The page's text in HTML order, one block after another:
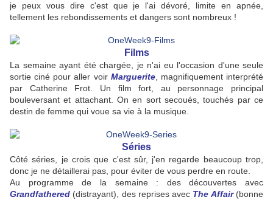
je peux vous dire c'est que je l'ai dévoré, limite en apnée,
tellement les rebondissements et dangers sont nombreux !
Films
La semaine ayant été chargée, je n'ai eu l'occasion d'une seule
sortie ciné pour aller voir Marguerite, magnifiquement interprété
par Catherine Frot. Un film fort, au personnage principal
bouleversant et attachant. On en sort secoués, touchés par ce
destin de femme qui voue sa vie à la musique.
Séries
Côté séries, je crois que c'est sûr, j'en regarde beaucoup trop,
donc je ne détaillerai pas, pour éviter de vous perdre en route.
Au programme de la semaine : des découvertes avec
Grandfathered (distrayant), des reprises avec The Affair (bonne